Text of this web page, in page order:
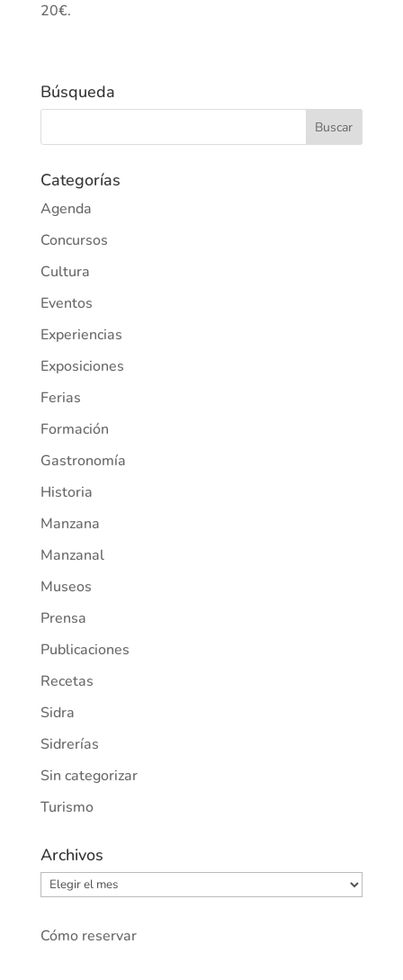
20€.
Búsqueda
Categorías
Agenda
Concursos
Cultura
Eventos
Experiencias
Exposiciones
Ferias
Formación
Gastronomía
Historia
Manzana
Manzanal
Museos
Prensa
Publicaciones
Recetas
Sidra
Sidrerías
Sin categorizar
Turismo
Archivos
Archivos
Cómo reservar